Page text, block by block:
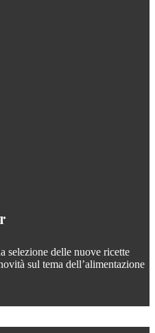
selezione delle nuove ricette
sul tema dell’alimentazione